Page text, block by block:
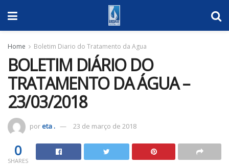
Home Boletim Diario do Tratamento da Agua
BOLETIM DIÁRIO DO
TRATAMENTO DA ÁGUA –
23/03/2018
poreta . 23 de março de 2018
0
SHARES